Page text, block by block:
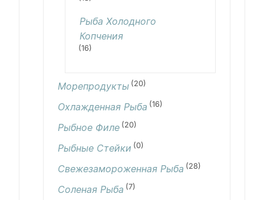
Рыба Холодного
Копчения
(16)
Морепродукты (20)
Охлажденная Рыба (16)
Рыбное Филе (20)
Рыбные Стейки (0)
Свежезамороженная Рыба (28)
Соленая Рыба (7)